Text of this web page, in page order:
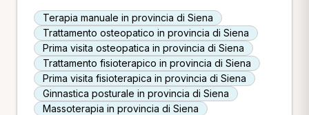
Terapia manuale in provincia di Siena
Trattamento osteopatico in provincia di Siena
Prima visita osteopatica in provincia di Siena
Trattamento fisioterapico in provincia di Siena
Prima visita fisioterapica in provincia di Siena
Ginnastica posturale in provincia di Siena
Massoterapia in provincia di Siena